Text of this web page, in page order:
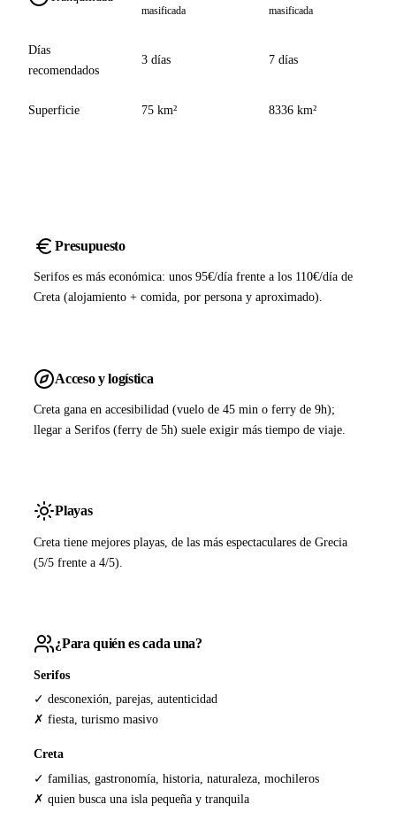
masificada masificada
Días
recomendados
3 días 7 días
Superficie 75 km² 8336 km²
Presupuesto
Serifos es más económica: unos 95€/día frente a los 110€/día de
Creta (alojamiento + comida, por persona y aproximado).
Acceso y logística
Creta gana en accesibilidad (vuelo de 45 min o ferry de 9h);
llegar a Serifos (ferry de 5h) suele exigir más tiempo de viaje.
Playas
Creta tiene mejores playas, de las más espectaculares de Grecia
(5/5 frente a 4/5).
¿Para quién es cada una?
Serifos
✓ desconexión, parejas, autenticidad
✗ fiesta, turismo masivo
Creta
✓ familias, gastronomía, historia, naturaleza, mochileros
✗ quien busca una isla pequeña y tranquila